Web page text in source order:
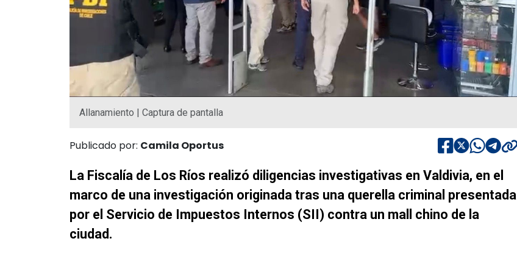
Allanamiento | Captura de pantalla
Publicado por: Camila Oportus
La Fiscalía de Los Ríos realizó diligencias investigativas en Valdivia, en el
marco de una investigación originada tras una querella criminal presentada
por el Servicio de Impuestos Internos (SII) contra un mall chino de la
ciudad.